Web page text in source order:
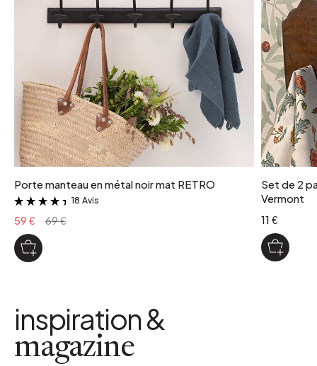
Porte manteau en métal noir mat RETRO
&
18 Avis
59 € 69 €
Set de 2
Vermont
11 €
inspiration &
magazine